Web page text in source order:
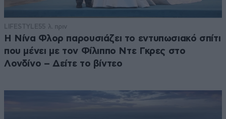
LIFESTYLE55 λ. πριν
Η Νίνα Φλορ παρουσιάζει το εντυπωσιακό σπίτι
που μένει με τον Φίλιππο Ντε Γκρες στο
Λονδίνο – Δείτε το βίντεο